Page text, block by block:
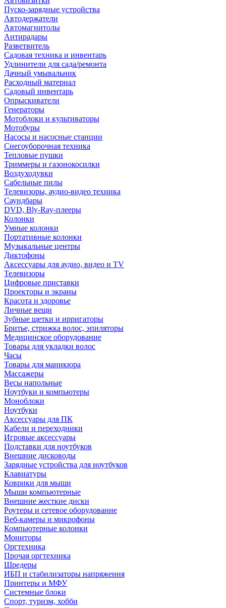
Пуско-зарядные устройства
Автодержатели
Автомагнитолы
Антирадары
Разветвитель
Садовая техника и инвентарь
Удлинители для сада/ремонта
Дачный умывальник
Расходный материал
Садовый инвентарь
Опрыскиватели
Генераторы
Мотоблоки и культиваторы
Мотобуры
Насосы и насосные станции
Снегоуборочная техника
Тепловые пушки
Триммеры и газонокосилки
Воздуходувки
Сабельные пилы
Телевизоры, аудио-видео техника
Саундбары
DVD, Bly-Ray-плееры
Колонки
Умные колонки
Портативные колонки
Музыкальные центры
Диктофоны
Аксессуары для аудио, видео и TV
Телевизоры
Цифровые приставки
Проекторы и экраны
Красота и здоровье
Личные вещи
Зубные щетки и ирригаторы
Бритье, стрижка волос, эпиляторы
Медицинское оборудование
Товары для укладки волос
Часы
Товары для маникюра
Массажеры
Весы напольные
Ноутбуки и компьютеры
Моноблоки
Ноутбуки
Аксессуары для ПК
Кабели и переходники
Игровые аксессуары
Подставки для ноутбуков
Внешние дисководы
Зарядные устройства для ноутбуков
Клавиатуры
Коврики для мыши
Мыши компьютерные
Внешние жесткие диски
Роутеры и сетевое оборудование
Веб-камеры и микрофоны
Компьютерные колонки
Мониторы
Оргтехника
Прочая оргтехника
Шредеры
ИБП и стабилизаторы напряжения
Принтеры и МФУ
Системные блоки
Спорт, туризм, хобби